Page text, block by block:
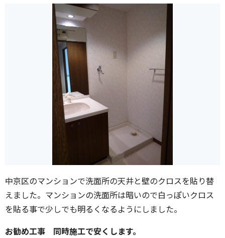
中京区のマンションで洗面所の天井と壁のクロスを貼り替
えました。マンションの洗面所は暗いので白っぽいクロス
を貼る事で少しでも明るくなるようにしました。
お勧め工事 同時施工で安くします。